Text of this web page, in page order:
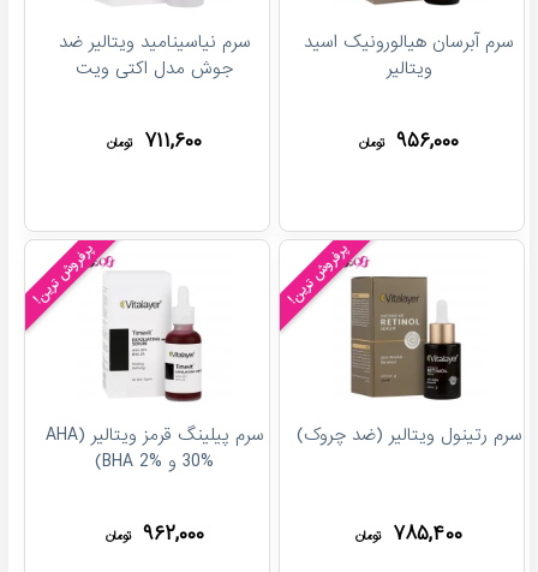
سرم آبرسان هیالورونیک اسید
ویتالیر
۹۵۶,۰۰۰ تومان
سرم نیاسینامید ویتالیر ضد
جوش مدل اکتی ویت
۷۱۱,۶۰۰ تومان
پرفروش ترین!
سرم رتینول ویتالیر (ضد چروک)
۷۸۵,۴۰۰ تومان
پرفروش ترین!
سرم پیلینگ قرمز ویتالیر (AHA
30% و BHA 2%)
۹۶۲,۰۰۰ تومان